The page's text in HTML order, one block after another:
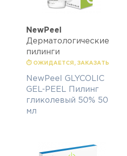
NewPeel
Дерматологические
пилинги
⏱ ОЖИДАЕТСЯ, ЗАКАЗАТЬ
NewPeel GLYCOLIC
GEL-PEEL Пилинг
гликолевый 50% 50
мл